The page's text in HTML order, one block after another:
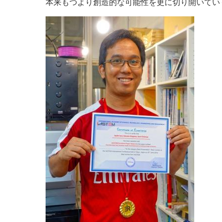
本来もつより創造的な可能性を更に切り開いてい